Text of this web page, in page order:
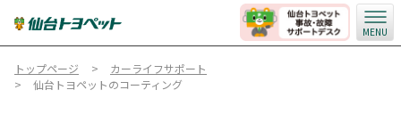
MENU
トップページ
カーライフサポート
仙台トヨペットのコーティング